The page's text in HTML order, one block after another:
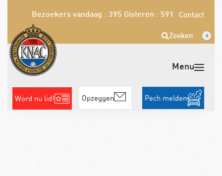
Bezoekers vandaag : 395 Gisteren : 591 Contact
Zoeken 0
Word nu lid! Opzeggen Pech melden